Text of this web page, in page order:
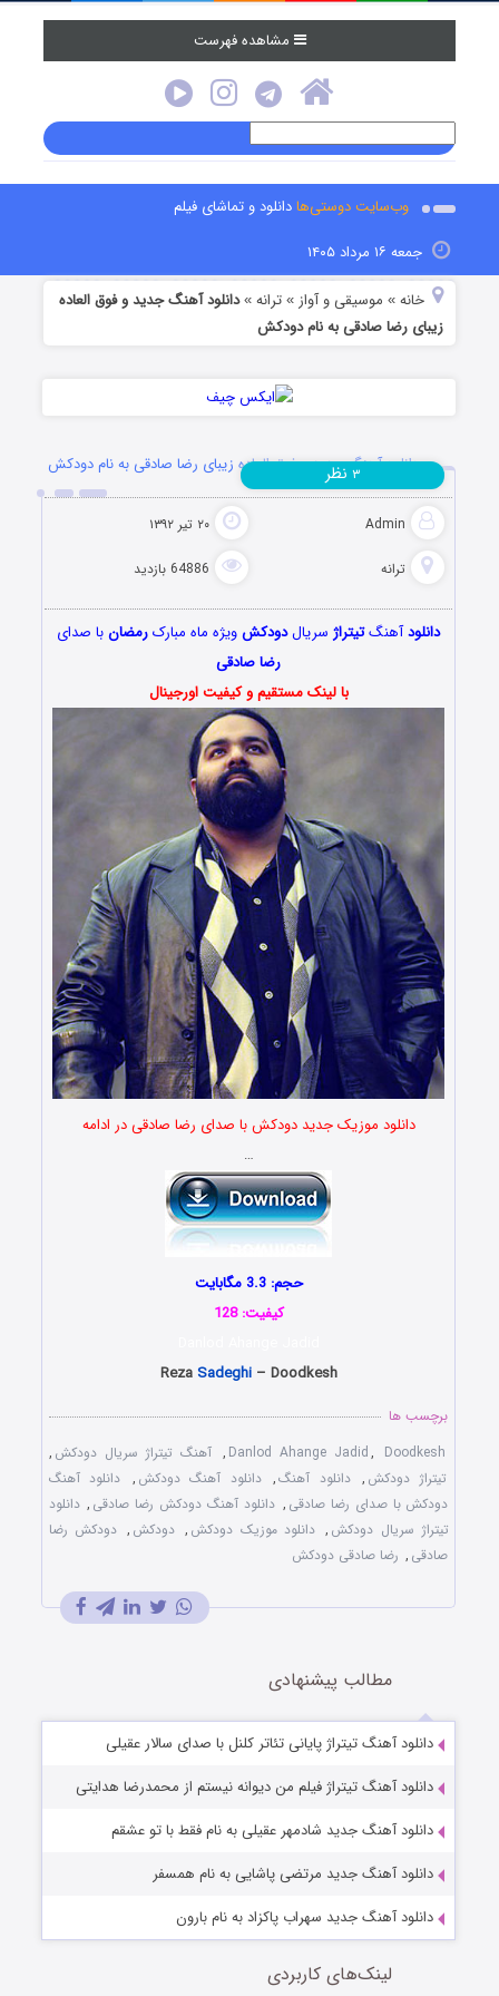
مشاهده فهرست
وب‌سایت دوستی‌هادانلود و تماشای فیلم
جمعه ۱۶ مرداد ۱۴۰۵
خانه » موسیقی و آواز »ترانه »دانلود آهنگ جدید و فوق العاده
زیبای رضا صادقی به نام دودکش
دانلود آهنگ جدید و فوق العاده زیبای رضا صادقی به نام دودکش
Admin ۲۰ تیر ۱۳۹۲
ترانه 64886 بازدید
۳ نظر
دانلودآهنگتیتراژ سریالدودکشویژه ماه مبارکرمضانبا صدای
رضا صادقی
با لینک مستقیم و کیفیت اورجینال
دانلود موزیک جدید دودکش با صدای رضا صادقی در ادامه
…
حجم: 3.3 مگابایت
کیفیت: 128
Reza Sadeghi– Doodkesh
برچسب ها
Danlod Ahange Jadid, Doodkesh
, آهنگ تیتراژ سریال دودکش ,
تیتراژ دودکش , دانلود آهنگ, دانلود آهنگ دودکش , دانلود آهنگ
دودکش با صدای رضا صادقی , دانلود آهنگ دودکش رضا صادقی , دانلود
تیتراژ سریال دودکش , دانلود موزیک دودکش , دودکش , دودکش رضا
صادقی , رضا صادقی دودکش
مطالب پیشنهادی
دانلود آهنگ تیتراژ پایانى تئاتر کلنل با صدای سالار عقیلی
دانلود آهنگ تیتراژ فیلم من دیوانه نیستم از محمدرضا هدایتی
دانلود آهنگ جدید شادمهر عقیلی به نام فقط با تو عشقم
دانلود آهنگ جدید مرتضی پاشایی به نام همسفر
دانلود آهنگ جدید سهراب پاکزاد به نام بارون
لینک‌های کاربردی